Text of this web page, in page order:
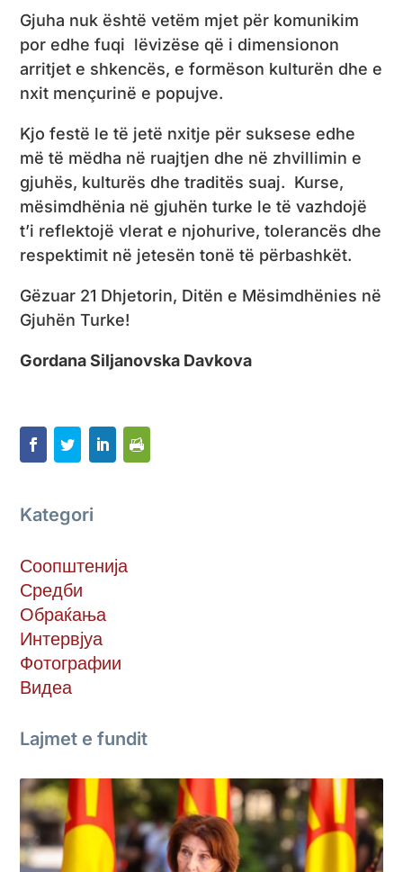
Gjuha nuk është vetëm mjet për komunikim
por edhe fuqi lëvizëse që i dimensionon
arritjet e shkencës, e formëson kulturën dhe e
nxit mençurinë e popujve.
Kjo festë le të jetë nxitje për suksese edhe
më të mëdha në ruajtjen dhe në zhvillimin e
gjuhës, kulturës dhe traditës suaj. Kurse,
mësimdhënia në gjuhën turke le të vazhdojë
t’i reflektojë vlerat e njohurive, tolerancës dhe
respektimit në jetesën tonë të përbashkët.
Gëzuar 21 Dhjetorin, Ditën e Mësimdhënies në
Gjuhën Turke!
Gordana Siljanovska Davkova
Kategori
Соопштенија
Средби
Обраќања
Интервјуа
Фотографии
Видеа
Lajmet e fundit